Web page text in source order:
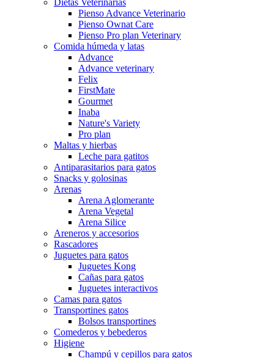
Dietas Veterinarias
Pienso Advance Veterinario
Pienso Ownat Care
Pienso Pro plan Veterinary
Comida húmeda y latas
Advance
Advance veterinary
Felix
FirstMate
Gourmet
Inaba
Nature's Variety
Pro plan
Maltas y hierbas
Leche para gatitos
Antiparasitarios para gatos
Snacks y golosinas
Arenas
Arena Aglomerante
Arena Vegetal
Arena Silice
Areneros y accesorios
Rascadores
Juguetes para gatos
Juguetes Kong
Cañas para gatos
Juguetes interactivos
Camas para gatos
Transportines gatos
Bolsos transportines
Comederos y bebederos
Higiene
Champú y cepillos para gatos